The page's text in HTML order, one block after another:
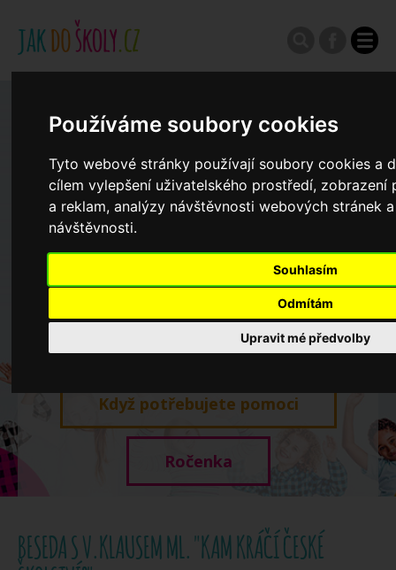
Používáme soubory cookies
Tyto webové stránky používají soubory cookies a
cílem vylepšení uživatelského prostředí, zobrazení
a reklam, analýzy návštěvnosti webových stránek
návštěvnosti.
Souhlasím
Odmítám
Upravit mé předvolby
Zápisy do ZŠ 2026/27
Výroční zprávy
Spádové oblasti ZŠ
Koncepce školství
Dny otevřených dveří ZŠ
Když potřebujete pomoci
Ročenka
BESEDA S V.KLAUSEM ML. "KAM KRÁČÍ ČESKÉ